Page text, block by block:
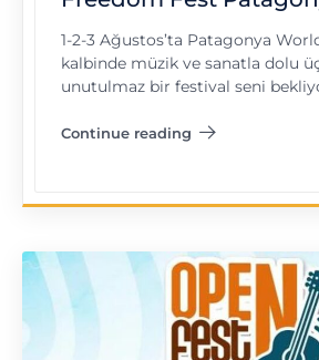
1-2-3 Ağustos’ta Patagonya
kalbinde müzik ve sanatla dolu
unutulmaz bir festival seni
Continue reading
"Freedom Fest Patagonya"